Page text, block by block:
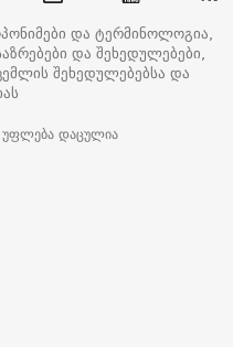
და ტერმინოლოგია,
და შეხედულებები,
შეხედულებებსა და
დაცულია